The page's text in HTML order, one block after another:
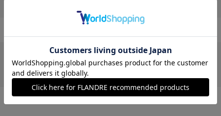
モスグリーン ￥23,100 (税込)